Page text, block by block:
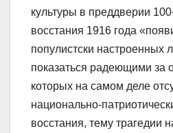
культуры в преддверии
восстания 1916 года
популистски
показаться радеющими за
которых на самом деле
национально-
восстания, тему трагедии